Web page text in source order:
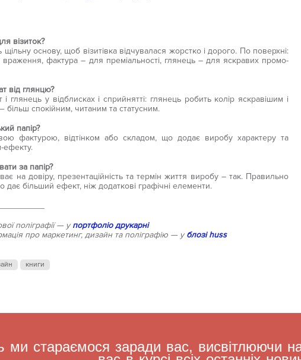
візиток?
основу, щоб візитівка відчувалася жорстко і дорого. По поверхні:
враження, фактура – для преміальності, глянець – для яскравих промо-
від глянцю?
глянець у відблисках і сприйнятті: глянець робить колір яскравішим і
більш спокійним, читаним та статусним.
папір?
фактурою, відтінком або складом, що додає виробу характеру та
ефекту.
за папір?
на довіру, презентаційність та термін життя виробу – так. Правильно
дає більший ефект, ніж додаткові графічні елементи.
поліграфії — упортфоліо друкарні
про маркетинг, дизайн та поліграфію — ублозі huss
книги
ми стараємося заради вас, висвітлюючи